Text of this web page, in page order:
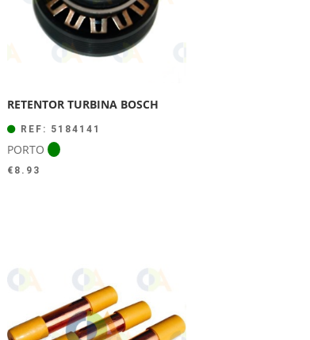
RETENTOR TURBINA BOSCH
REF: 5184141
PORTO
€ 8.93